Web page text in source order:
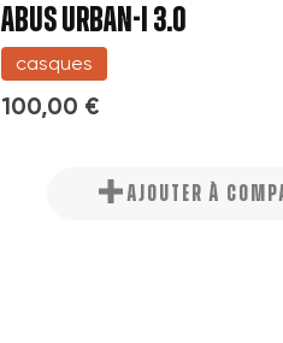
ABUS URBAN-I 3.0
casques
100,00 €
AJOUTER À